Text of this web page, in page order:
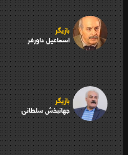
بازیگر
اسماعیل داورفر
بازیگر
جهانبخش سلطانی